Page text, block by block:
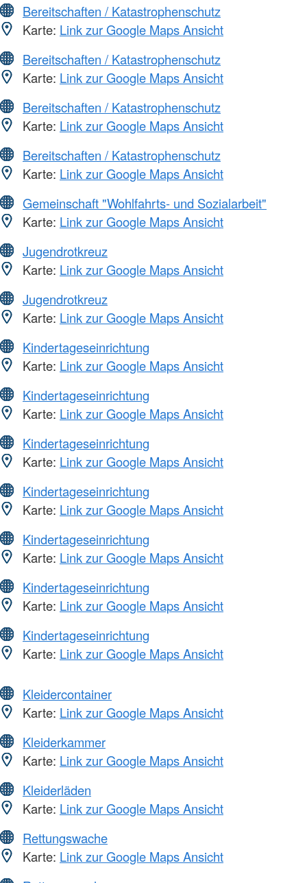
Bereitschaften / Katastrophenschutz
Karte: Link zur Google Maps Ansicht
Bereitschaften / Katastrophenschutz
Karte: Link zur Google Maps Ansicht
Bereitschaften / Katastrophenschutz
Karte: Link zur Google Maps Ansicht
Bereitschaften / Katastrophenschutz
Karte: Link zur Google Maps Ansicht
Gemeinschaft "Wohlfahrts- und Sozialarbeit"
Karte: Link zur Google Maps Ansicht
Jugendrotkreuz
Karte: Link zur Google Maps Ansicht
Jugendrotkreuz
Karte: Link zur Google Maps Ansicht
Kindertageseinrichtung
Karte: Link zur Google Maps Ansicht
Kindertageseinrichtung
Karte: Link zur Google Maps Ansicht
Kindertageseinrichtung
Karte: Link zur Google Maps Ansicht
Kindertageseinrichtung
Karte: Link zur Google Maps Ansicht
Kindertageseinrichtung
Karte: Link zur Google Maps Ansicht
Kindertageseinrichtung
Karte: Link zur Google Maps Ansicht
Kindertageseinrichtung
Karte: Link zur Google Maps Ansicht
Kleidercontainer
Karte: Link zur Google Maps Ansicht
Kleiderkammer
Karte: Link zur Google Maps Ansicht
Kleiderläden
Karte: Link zur Google Maps Ansicht
Rettungswache
Karte: Link zur Google Maps Ansicht